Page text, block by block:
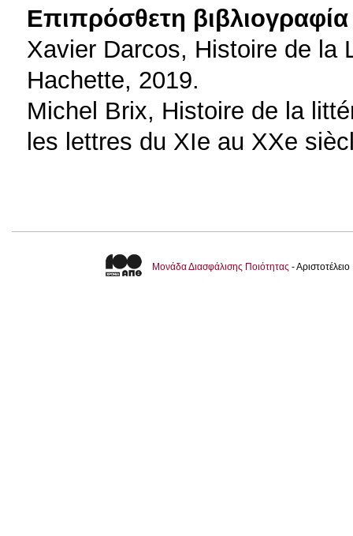
Επιπρόσθετη βιβλιογραφία
Xavier Darcos, Histoire de la
Hachette, 2019.
Michel Brix, Histoire de la
les lettres du XIe au XXe
Μονάδα Διασφάλισης Ποιότητας -